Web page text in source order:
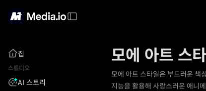
집
스튜디오
AI 스토리
모에 아트 스
모에 아트 스타일은 부드러운 색
지능을 활용해 사랑스러운 애니